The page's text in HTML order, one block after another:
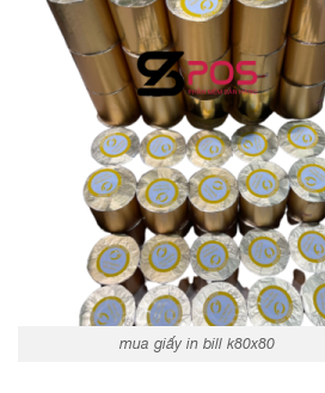
mua giấy in bill k80x80